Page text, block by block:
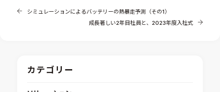
シミュレーションによるバッテリーの熱暴走予測（その1）
成長著しい2年目社員と、2023年度入社式
カテゴリー